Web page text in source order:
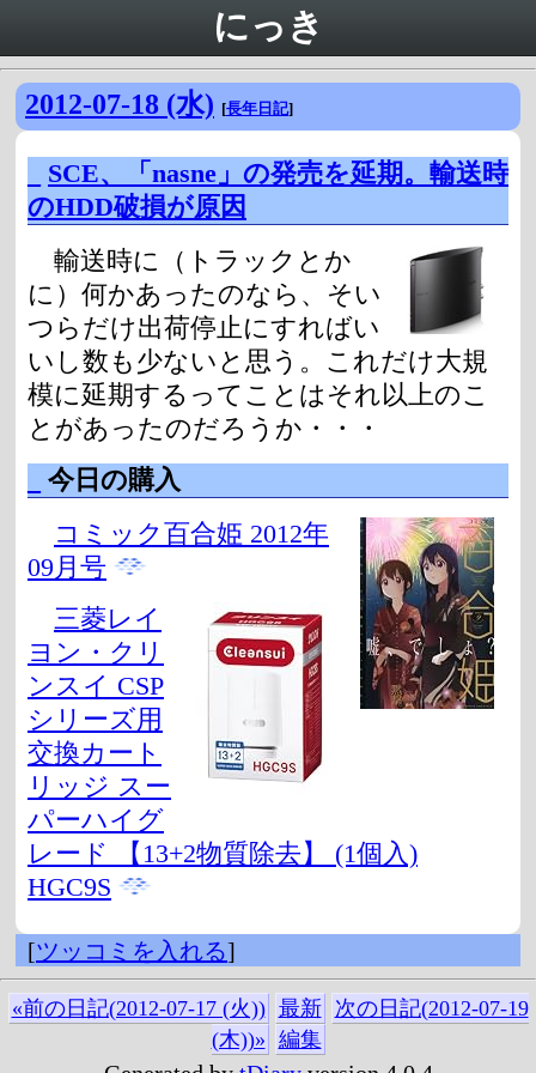
にっき
2012-07-18 (水) [長年日記]
SCE、「nasne」の発売を延期。輸送時
のHDD破損が原因
輸送時に（トラックとか
に）何かあったのなら、そい
つらだけ出荷停止にすればい
いし数も少ないと思う。これだけ大規
模に延期するってことはそれ以上のこ
とがあったのだろうか・・・
今日の購入
コミック百合姫 2012年
09月号
三菱レイ
ヨン・クリ
ンスイ CSP
シリーズ用
交換カート
リッジ スー
パーハイグ
レード 【13+2物質除去】 (1個入)
HGC9S
[ツッコミを入れる]
«前の日記(2012-07-17 (火)) 最新
次の日記(2012-07-19
(木))» 編集